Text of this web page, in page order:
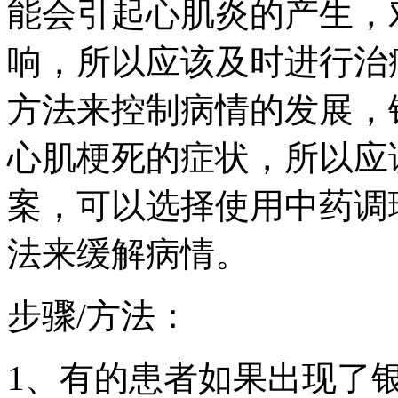
能会引起心肌炎的产生
响，所以应该及时进行
方法来控制病情的发展
心肌梗死的症状，所以
案，可以选择使用中药
法来缓解病情。
步骤/方法：
1、有的患者如果出现了